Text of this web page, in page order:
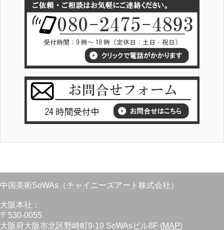
中国美術SoWAs（チャイニーズアート株式会社）
大阪本社：
〒530-0055
大阪府大阪市北区野崎町9-10 SoWAsビル8F (MAP)